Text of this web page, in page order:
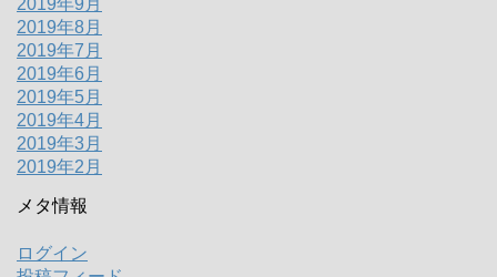
2019年9月
2019年8月
2019年7月
2019年6月
2019年5月
2019年4月
2019年3月
2019年2月
メタ情報
ログイン